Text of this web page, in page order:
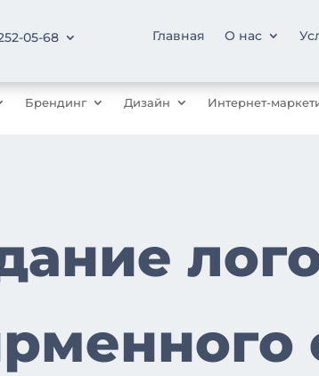
05-68 Главная О нас
Брендинг Дизайн Интернет-